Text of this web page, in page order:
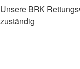
Unsere BRK
zuständig